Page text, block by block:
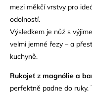
mezi měkčí vrstvy pro
odolností.
Výsledkem je nůž s
velmi jemné řezy – a
kuchyně.
Rukojeť z magnólie a
perfektně padne do ruky.